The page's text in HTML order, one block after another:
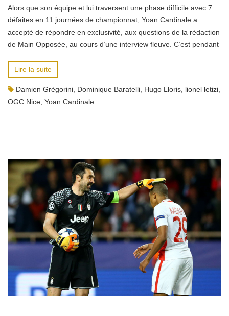
Alors que son équipe et lui traversent une phase difficile avec 7
défaites en 11 journées de championnat, Yoan Cardinale a
accepté de répondre en exclusivité, aux questions de la rédaction
de Main Opposée, au cours d’une interview fleuve. C’est pendant
Lire la suite
Damien Grégorini Dominique Baratelli Hugo Lloris lionel letizi
OGC Nice Yoan Cardinale